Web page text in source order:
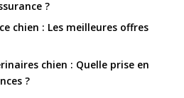
?
chien : Les meilleures offres
chien : Quelle prise en
?